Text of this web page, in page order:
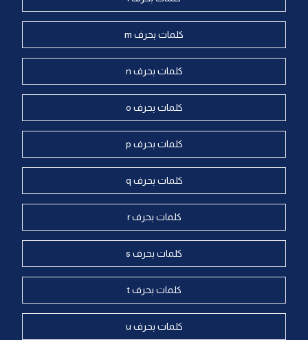
كلمات بحرف m
كلمات بحرف n
كلمات بحرف o
كلمات بحرف p
كلمات بحرف q
كلمات بحرف r
كلمات بحرف s
كلمات بحرف t
كلمات بحرف u